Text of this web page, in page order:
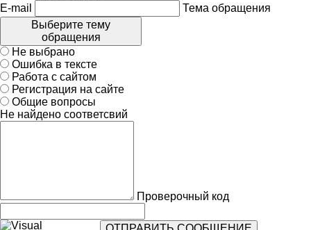
E-mail
Тема обращения
Выберите тему
обращения
Не выбрано
Ошибка в тексте
Работа с сайтом
Регистрация на сайте
Общие вопросы
Не найдено соответсвий
Проверочный код